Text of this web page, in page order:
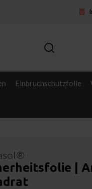
Einbruchschutzfolie
|